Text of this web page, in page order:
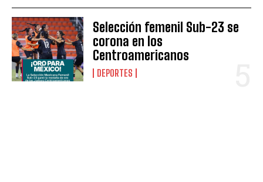
Selección femenil Sub-23 se
corona en los
Centroamericanos
DEPORTES